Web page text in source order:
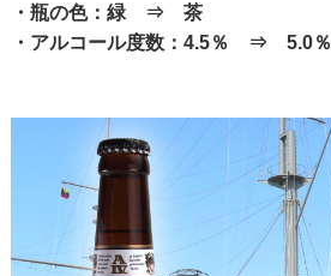
・瓶の色：緑 ⇒ 茶
・アルコール度数：4.5％ ⇒ 5.0％